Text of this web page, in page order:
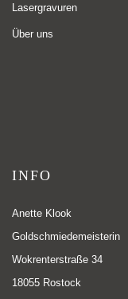
Lasergravuren
Über uns
INFO
Anette Klook
Goldschmiedemeisterin
Wokrenterstraße 34
18055 Rostock